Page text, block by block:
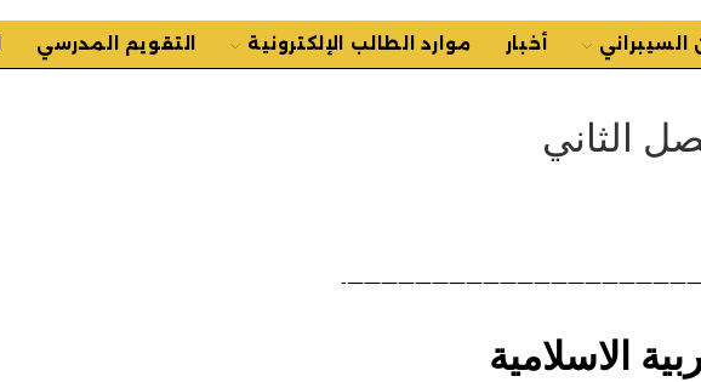
السيبراني أخبار موارد الطالب الإلكترونية التقويم المدرسي
الثاني
الاسلامية